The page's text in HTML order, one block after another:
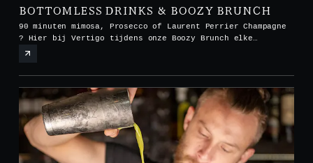
BOTTOMLESS DRINKS & BOOZY BRUNCH
90 minuten mimosa, Prosecco of Laurent Perrier Champagne
? Hier bij Vertigo tijdens onze Boozy Brunch elke
zaterdag en zondag van 12.00 tot 15.00 uur